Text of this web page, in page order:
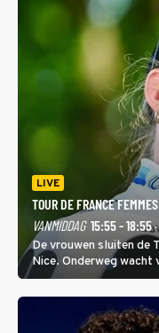
LIVE
TOUR DE FRANCE FEMMES
VANMIDDAG 15:55 - 18:55
De vrouwen sluiten de
Nice. Onderweg wacht
Anglais krijgt de